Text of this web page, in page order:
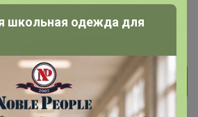
г.
сообщение
школьная одежда для